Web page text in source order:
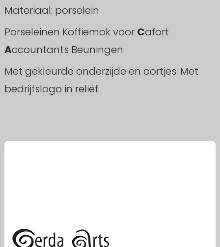
Materiaal: porselein
Porseleinen Koffiemok voor Cafort
Accountants Beuningen.
Met gekleurde onderzijde en oortjes. Met
bedrijfslogo in reliëf.